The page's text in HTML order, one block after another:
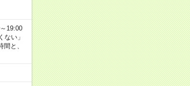
19:00
い」
と、